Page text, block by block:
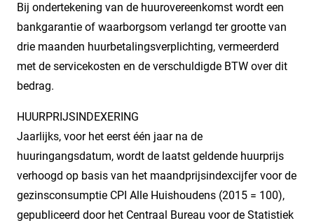
Bij ondertekening van de huurovereenkomst wordt een
bankgarantie of waarborgsom verlangd ter grootte van
drie maanden huurbetalingsverplichting, vermeerderd
met de servicekosten en de verschuldigde BTW over dit
bedrag.
HUURPRIJSINDEXERING
Jaarlijks, voor het eerst één jaar na de
huuringangsdatum, wordt de laatst geldende huurprijs
verhoogd op basis van het maandprijsindexcijfer voor de
gezinsconsumptie CPI Alle Huishoudens (2015 = 100),
gepubliceerd door het Centraal Bureau voor de Statistiek